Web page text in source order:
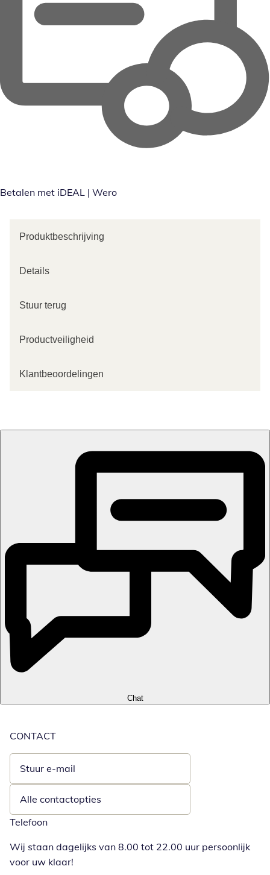
Betalen met iDEAL | Wero
Produktbeschrijving
Details
Stuur terug
Productveiligheid
Klantbeoordelingen
Chat
CONTACT
Stuur e-mail
Opent e-mailclient
Alle contactopties
Telefoon
Wij staan dagelijks van 8.00 tot 22.00 uur persoonlijk
voor uw klaar!